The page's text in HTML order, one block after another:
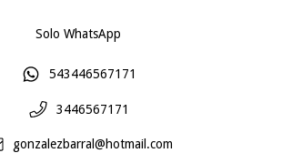
Solo WhatsApp
543446567171
3446567171
gonzalezbarral@hotmail.com